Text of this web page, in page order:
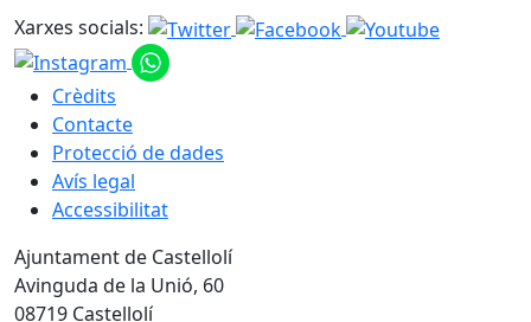
Xarxes socials:
Crèdits
Contacte
Protecció de dades
Avís legal
Accessibilitat
Ajuntament de Castellolí
Avinguda de la Unió, 60
08719 Castellolí